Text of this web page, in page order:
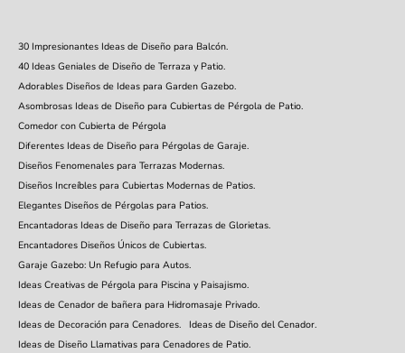
30 Impresionantes Ideas de Diseño para Balcón.
40 Ideas Geniales de Diseño de Terraza y Patio.
Adorables Diseños de Ideas para Garden Gazebo.
Asombrosas Ideas de Diseño para Cubiertas de Pérgola de Patio.
Comedor con Cubierta de Pérgola
Diferentes Ideas de Diseño para Pérgolas de Garaje.
Diseños Fenomenales para Terrazas Modernas.
Diseños Increíbles para Cubiertas Modernas de Patios.
Elegantes Diseños de Pérgolas para Patios.
Encantadoras Ideas de Diseño para Terrazas de Glorietas.
Encantadores Diseños Únicos de Cubiertas.
Garaje Gazebo: Un Refugio para Autos.
Ideas Creativas de Pérgola para Piscina y Paisajismo.
Ideas de Cenador de bañera para Hidromasaje Privado.
Ideas de Decoración para Cenadores.
Ideas de Diseño del Cenador.
Ideas de Diseño Llamativas para Cenadores de Patio.